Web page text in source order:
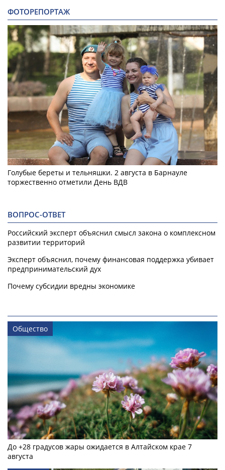
ФОТОРЕПОРТАЖ
Голубые береты и тельняшки. 2 августа в Барнауле
торжественно отметили День ВДВ
ВОПРОС-ОТВЕТ
Российский эксперт объяснил смысл закона о комплексном
развитии территорий
Эксперт объяснил, почему финансовая поддержка убивает
предпринимательский дух
Почему субсидии вредны экономике
Общество
До +28 градусов жары ожидается в Алтайском крае 7
августа